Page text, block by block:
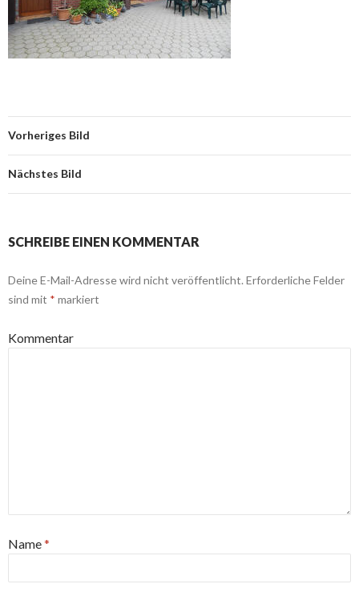
Vorheriges Bild
Nächstes Bild
SCHREIBE EINEN KOMMENTAR
Deine E-Mail-Adresse wird nicht veröffentlicht.Erforderliche Felder
sind mit * markiert
Kommentar
Name*